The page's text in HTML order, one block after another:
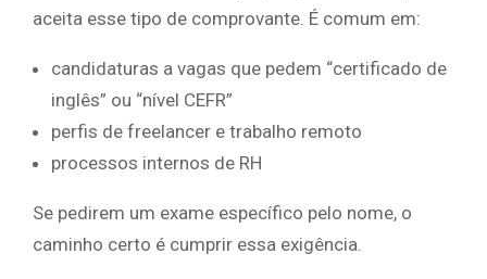
aceita esse tipo de comprovante. É comum em:
candidaturas a vagas que pedem “certificado de
inglês” ou “nível CEFR”
perfis de freelancer e trabalho remoto
processos internos de RH
Se pedirem um exame específico pelo nome, o
caminho certo é cumprir essa exigência.